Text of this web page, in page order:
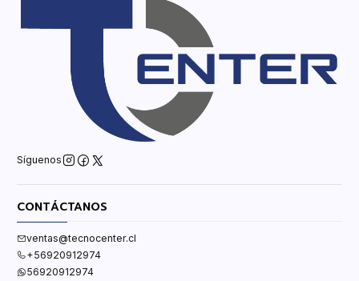
Síguenos
CONTÁCTANOS
ventas@tecnocenter.cl
+56920912974
56920912974